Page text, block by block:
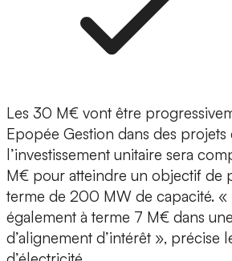
Les 30 M€ vont être
Epopée Gestion dans des projets
l’investissement unitaire sera
M€ pour atteindre un objectif de
terme de 200 MW de capacité. «
également à terme 7 M€ dans
d’alignement d’intérêt », précise